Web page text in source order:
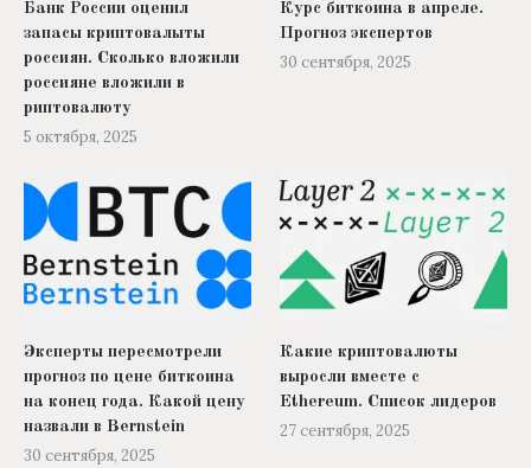
Банк России оценил
запасы криптовалыты
россиян. Сколько вложили
россияне вложили в
риптовалюту
5 октября, 2025
Курс биткоина в апреле.
Прогноз экспертов
30 сентября, 2025
Эксперты пересмотрели
прогноз по цене биткоина
на конец года. Какой цену
назвали в Bernstein
30 сентября, 2025
Какие криптовалюты
выросли вместе с
Ethereum. Список лидеров
27 сентября, 2025